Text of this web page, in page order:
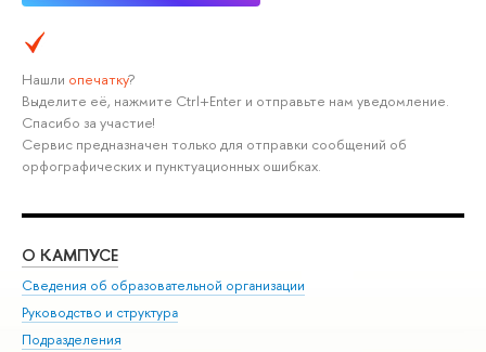
Нашли опечатку?
Выделите её, нажмите Ctrl+Enter и отправьте нам уведомление.
Спасибо за участие!
Сервис предназначен только для отправки сообщений об
орфографических и пунктуационных ошибках.
О КАМПУСЕ
Сведения об образовательной организации
Руководство и структура
Подразделения